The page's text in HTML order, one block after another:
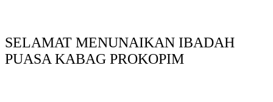
SELAMAT MENUNAIKAN IBADAH
PUASA KABAG PROKOPIM